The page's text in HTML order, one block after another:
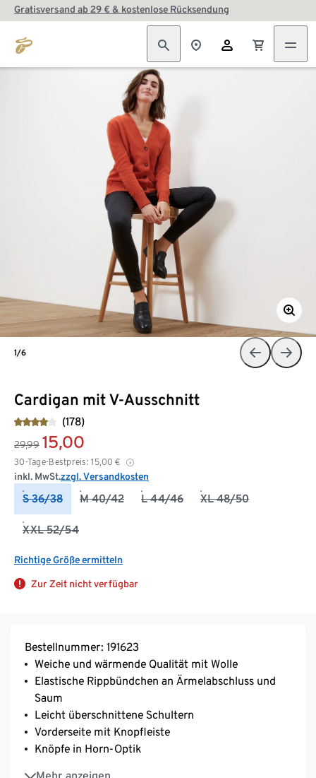
Gratisversand ab 29 € & kostenlose Rücksendung
Cardigan mit V-Ausschnitt
(178)
29,99 15,00
30-Tage-Bestpreis: 15,00 €
inkl. MwSt.zzgl. Versandkosten
S 36/38 M 40/42 L 44/46 XL 48/50
XXL 52/54
Richtige Größe ermitteln
Zur Zeit nicht verfügbar
1/6
Bestellnummer: 191623
Weiche und wärmende Qualität mit Wolle
Elastische Rippbündchen an Ärmelabschluss und
Saum
Leicht überschnittene Schultern
Vorderseite mit Knopfleiste
Knöpfe in Horn-Optik
Hochwertige, haarige Optik